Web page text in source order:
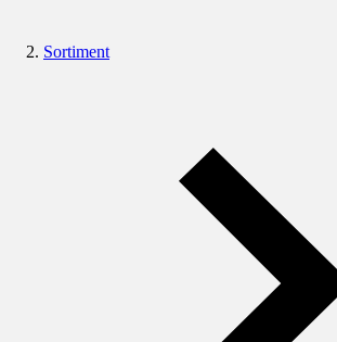
Sortiment